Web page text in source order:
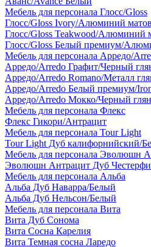
Мебель для персонала Глосс/Gloss
Глосс/Gloss Ivory/Алюминий
Глосс/Gloss Teakwood/Алюминий
Глосс/Gloss Белый премиум/
Мебель для персонала Арредо/
Арредо/Arredo Графит/Черный
Арредо/Arredo Romano/Металл
Арредо/Arredo Белый премиум/
Арредо/Arredo Мокко/Черный
Мебель для персонала Флекс
Флекс Гикори/Антрацит
Мебель для персонала Tour Light
Tour Light Дуб калифорнийский/
Мебель для персонала Эволюшн
Эволюшн Антрацит Дуб
Мебель для персонала Альба
Альба Дуб Наварра/Белый
Альба Дуб Нельсон/Белый
Мебель для персонала Вита
Вита Дуб Сонома
Вита Сосна Карелия
Вита Темная сосна Ларедо